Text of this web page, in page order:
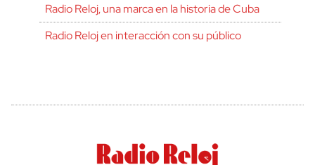
Radio Reloj, una marca en la historia de Cuba
Radio Reloj en interacción con su público